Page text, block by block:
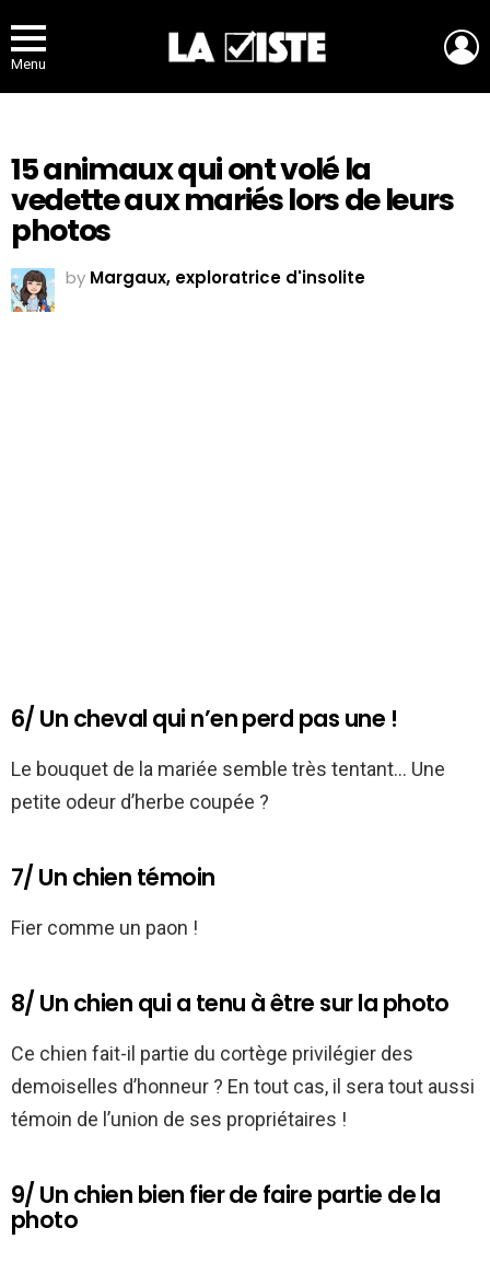
Menu
15 animaux qui ont volé la
vedette aux mariés lors de leurs
photos
by Margaux, exploratrice d'insolite
6/ Un cheval qui n’en perd pas une !
Le bouquet de la mariée semble très tentant… Une
petite odeur d’herbe coupée ?
7/ Un chien témoin
Fier comme un paon !
8/ Un chien qui a tenu à être sur la photo
Ce chien fait-il partie du cortège privilégier des
demoiselles d’honneur ? En tout cas, il sera tout aussi
témoin de l’union de ses propriétaires !
9/ Un chien bien fier de faire partie de la
photo